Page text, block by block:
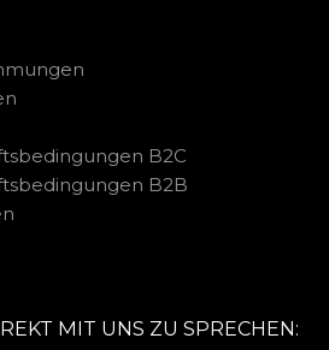
B2C
B2B
MIT UNS ZU SPRECHEN: